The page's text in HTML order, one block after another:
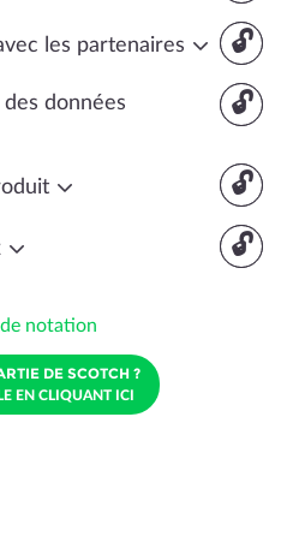
🔓
les partenaires
🔓
données
🔓
🔓
notation
DE SCOTCH ?
EN CLIQUANT ICI